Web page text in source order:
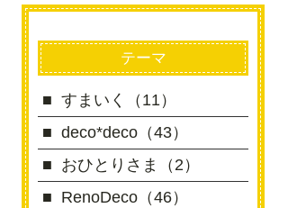
テーマ
すまいく（11）
deco*deco（43）
おひとりさま（2）
RenoDeco（46）